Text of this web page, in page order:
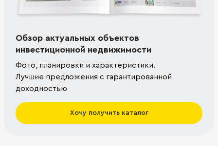
Обзор актуальных объектов
инвестиционной недвижимости
Фото, планировки и характеристики.
Лучшие предложения с гарантированной
доходностью
Хочу получить каталог